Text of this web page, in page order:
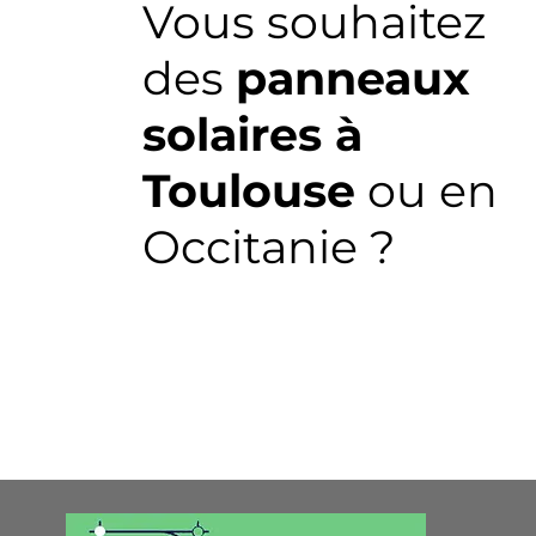
Vous souhaitez
des panneaux
solaires à
Toulouse ou en
Occitanie ?